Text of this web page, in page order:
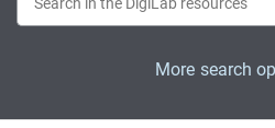
More search